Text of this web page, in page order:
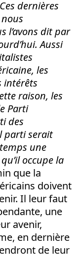
dernières
l’avons dit par
Aussi
les
intérêts
raison, les
Parti
des
parti serait
une
occupe la
que la
doivent
Il leur faut
une
avenir,
en dernière
de leur